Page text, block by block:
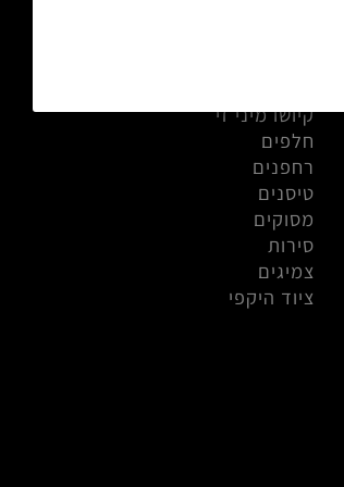
מכוניות
קיושו מיני זי
חלפים
רחפנים
טיסנים
מסוקים
סירות